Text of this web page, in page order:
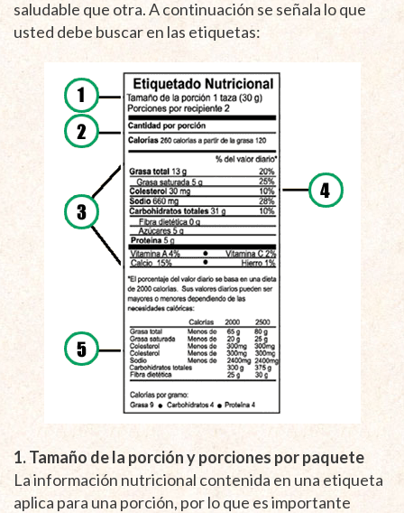
saludable que otra. A continuación se señala lo que
usted debe buscar en las etiquetas:
1. Tamaño de la porción y porciones por paquete
La información nutricional contenida en una etiqueta
aplica para una porción, por lo que es importante